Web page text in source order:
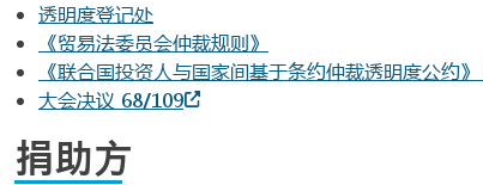
透明度登记处
《贸易法委员会仲裁规则》
《联合国投资人与国家间基于条约仲裁透明度公约
大会决议 68/109
捐助方